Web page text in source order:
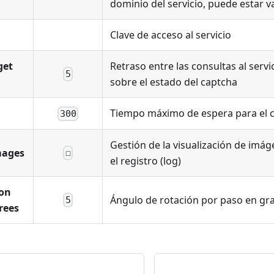
dominio del servicio, puede estar
Clave de acceso al servicio
5
Retraso entre las consultas al
sobre el estado del captcha
300 Tiempo máximo de espera para el
☐
Gestión de la visualización de
el registro (log)
5 Ángulo de rotación por paso en